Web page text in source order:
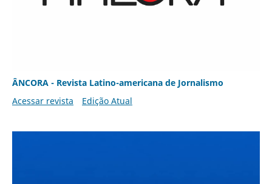
ÂNCORA - Revista Latino-americana de Jornalismo
Acessar revista
Edição Atual